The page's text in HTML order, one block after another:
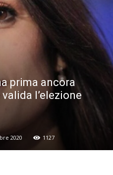
prima ancora
l’elezione
2020 1127